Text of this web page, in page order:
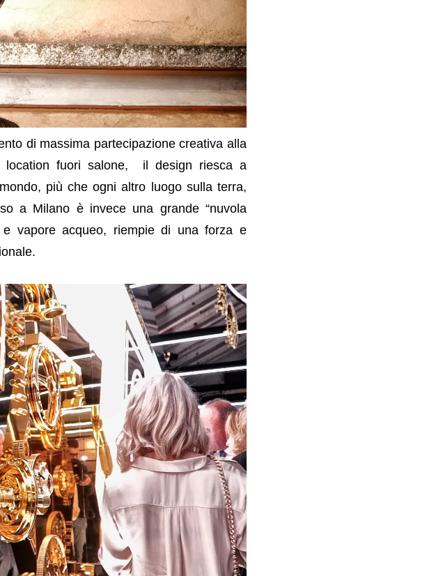
di massima partecipazione creativa alla
location fuori salone, il design riesca a
più che ogni altro luogo sulla terra,
a Milano è invece una grande “nuvola
vapore acqueo, riempie di una forza e